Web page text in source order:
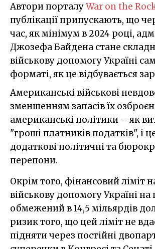
Автори порталуWar on the
публікації припускають, що
час, як мінімум в 2024 році,
Джозефа Байдена стане
військову допомогу Україні
форматі, як це відбувається
Американські військові
зменшенням запасів їх
американські політики – як
"гроші платників податків", і
додаткові політичні та
перепони.
Окрім того, фінансовий ліміт
військову допомогу Україні на
обмежений в 14,5 мільярдів
ризик того, що цей ліміт не
підняти через постійні